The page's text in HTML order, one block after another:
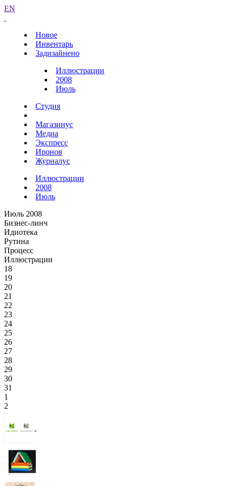
EN
Новое
Инвентарь
Задизайнено
Иллюстрации
2008
Июль
Студия
Магазинус
Медиа
Экспресс
Иронов
Журналус
Иллюстрации
2008
Июль
Июль 2008
Бизнес-линч
Идиотека
Рутина
Процесс
Иллюстрации
18
19
20
21
22
23
24
25
26
27
28
29
30
31
1
2